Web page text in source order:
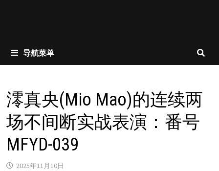
导航菜单
澪真央(Mio Mao)的连续两
场不间断实战表演：番号
MFYD-039
2025年11月10日